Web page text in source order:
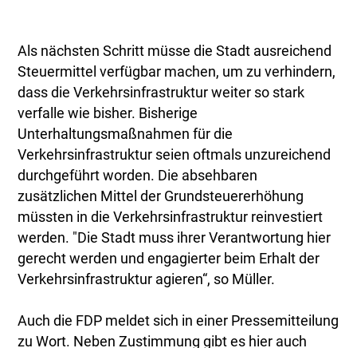
Als nächsten Schritt müsse die Stadt ausreichend
Steuermittel verfügbar machen, um zu verhindern,
dass die Verkehrsinfrastruktur weiter so stark
verfalle wie bisher. Bisherige
Unterhaltungsmaßnahmen für die
Verkehrsinfrastruktur seien oftmals unzureichend
durchgeführt worden. Die absehbaren
zusätzlichen Mittel der Grundsteuererhöhung
müssten in die Verkehrsinfrastruktur reinvestiert
werden. "Die Stadt muss ihrer Verantwortung hier
gerecht werden und engagierter beim Erhalt der
Verkehrsinfrastruktur agieren“, so Müller.
Auch die FDP meldet sich in einer Pressemitteilung
zu Wort. Neben Zustimmung gibt es hier auch